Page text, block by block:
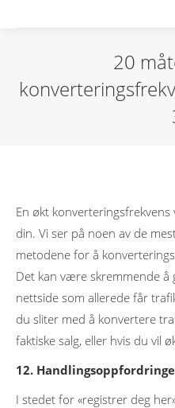
20
En økt
din. Vi ser på noen av de
metodene for å
Det kan være skremmende
nettside som allerede får
du sliter med å konvertere
faktiske salg, eller hvis du vil
12.
I stedet for «registrer deg